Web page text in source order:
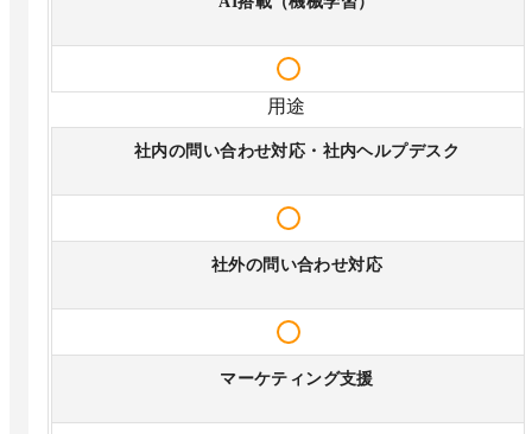
用途
社内の問い合わせ対応・社内ヘルプデスク
社外の問い合わせ対応
マーケティング支援